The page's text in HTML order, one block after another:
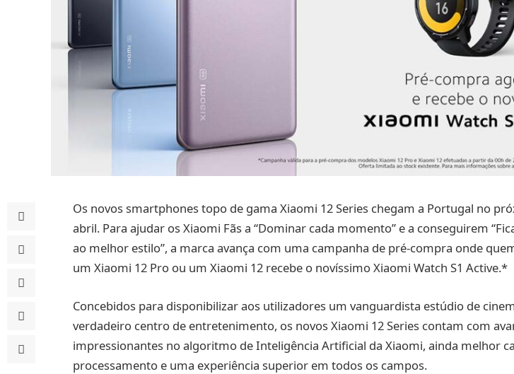
Os novos smartphones topo de gama Xiaomi 12 Series chegam a Portugal no
abril. Para ajudar os Xiaomi Fãs a “Dominar cada momento” e a conseguirem
ao melhor estilo”, a marca avança com uma campanha de pré-compra onde
um Xiaomi 12 Pro ou um Xiaomi 12 recebe o novíssimo Xiaomi Watch S1 Active.*
Concebidos para disponibilizar aos utilizadores um vanguardista estúdio de
verdadeiro centro de entretenimento, os novos Xiaomi 12 Series contam com
impressionantes no algoritmo de Inteligência Artificial da Xiaomi, ainda melhor
processamento e uma experiência superior em todos os campos.